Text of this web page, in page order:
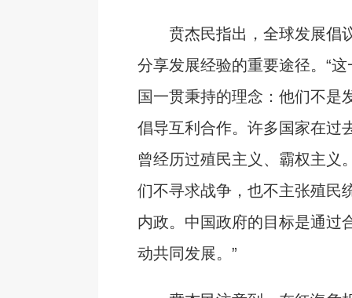
贲杰民指出，全球发展倡
分享发展经验的重要途径。“
国一贯秉持的理念：他们不是
倡导互利合作。许多国家在过
曾经历过殖民主义、霸权主义
们不寻求战争，也不主张殖民
内政。中国政府的目标是通过
动共同发展。”